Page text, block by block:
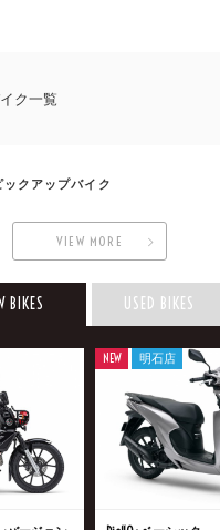
ク一覧
クアップバイク
VIEW MORE
BIKES USED BIKES
NEW 明石店